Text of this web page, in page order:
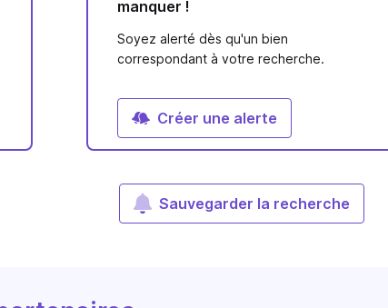
manquer !
Soyez alerté dès qu'un bien
correspondant à votre recherche.
Créer une alerte
Sauvegarder la recherche